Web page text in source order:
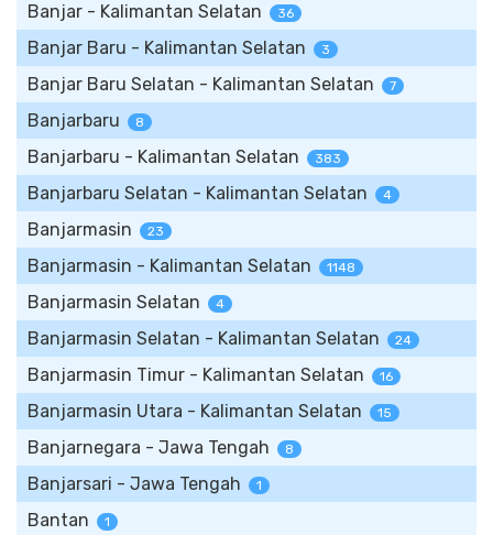
Banjar - Kalimantan Selatan 36
Banjar Baru - Kalimantan Selatan 3
Banjar Baru Selatan - Kalimantan Selatan 7
Banjarbaru 8
Banjarbaru - Kalimantan Selatan 383
Banjarbaru Selatan - Kalimantan Selatan 4
Banjarmasin 23
Banjarmasin - Kalimantan Selatan 1148
Banjarmasin Selatan 4
Banjarmasin Selatan - Kalimantan Selatan 24
Banjarmasin Timur - Kalimantan Selatan 16
Banjarmasin Utara - Kalimantan Selatan 15
Banjarnegara - Jawa Tengah 8
Banjarsari - Jawa Tengah 1
Bantan 1